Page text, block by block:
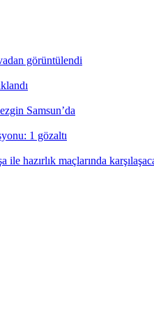
görüntülendi
Samsun’da
1 gözaltı
ile hazırlık maçlarında